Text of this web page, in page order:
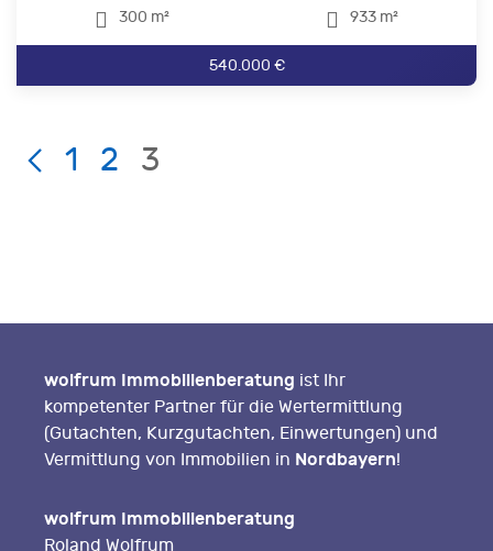
300 m² 933 m²
540.000 €
LIST
1 2
Page:
3
wolfrum Immobilienberatung ist Ihr
kompetenter Partner für die Wertermittlung
(Gutachten, Kurzgutachten, Einwertungen) und
Vermittlung von Immobilien in Nordbayern!
wolfrum Immobilienberatung
Roland Wolfrum